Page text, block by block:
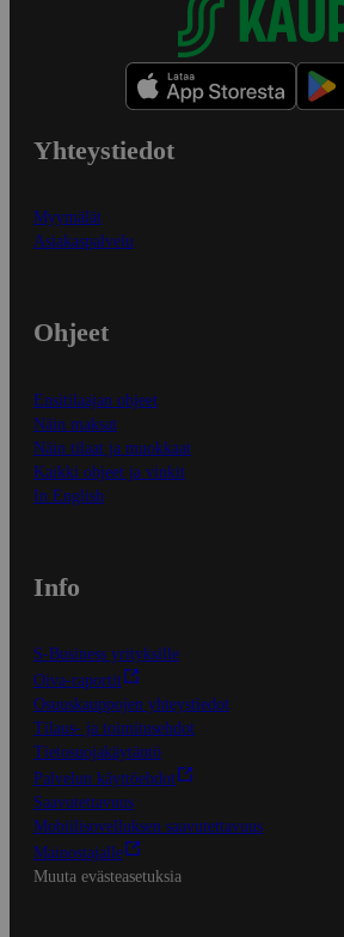
Yhteystiedot
Myymälät
Asiakaspalvelu
Ohjeet
Ensitilaajan ohjeet
Näin maksat
Näin tilaat ja muokkaat
Kaikki ohjeet ja vinkit
In English
Info
S-Business yrityksille
Oiva-raportit
Osuuskauppojen yhteystiedot
Tilaus- ja toimitusehdot
Tietosuojakäytäntö
Palvelun käyttöehdot
Saavutettavuus
Mobiilisovelluksen saavutettavuus
Mainostajalle
Muuta evästeasetuksia